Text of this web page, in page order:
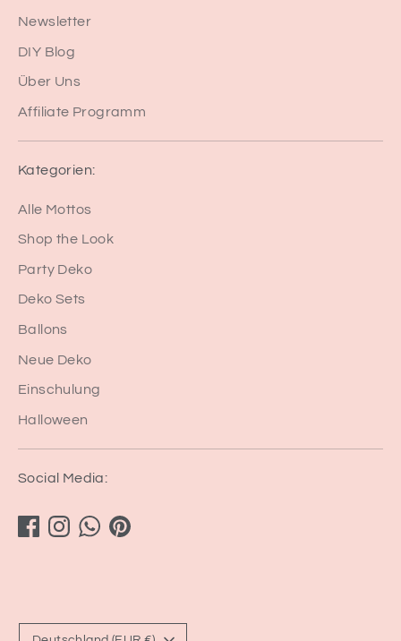
Newsletter
DIY Blog
Über Uns
Affiliate Programm
Kategorien:
Alle Mottos
Shop the Look
Party Deko
Deko Sets
Ballons
Neue Deko
Einschulung
Halloween
Social Media:
Währung